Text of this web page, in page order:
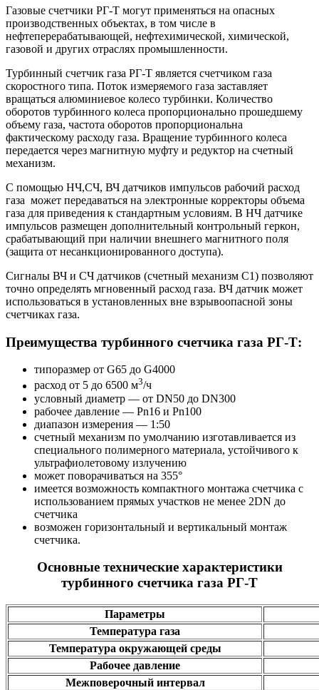
Газовые счетчики РГ-Т могут применяться на опасных
производственных объектах, в том числе в
нефтеперерабатывающей, нефтехимической, химической,
газовой и других отраслях промышленности.
Турбинный счетчик газа РГ-Т является счетчиком газа
скоростного типа. Поток измеряемого газа заставляет
вращаться алюминиевое колесо турбинки. Количество
оборотов турбинного колеса пропорционально прошедшему
объему газа, частота оборотов пропорциональна
фактическому расходу газа. Вращение турбинного колеса
передается через магнитную муфту и редуктор на счетный
механизм.
С помощью НЧ,СЧ, ВЧ датчиков импульсов рабочий расход
газа может передаваться на электронные корректоры объема
газа для приведения к стандартным условиям. В НЧ датчике
импульсов размещен дополнительный контрольный геркон,
срабатывающий при наличии внешнего магнитного поля
(защита от несанкционированного доступа).
Сигналы ВЧ и СЧ датчиков (счетный механизм С1) позволяют
точно определять мгновенный расход газа. ВЧ датчик может
использоваться в установленных вне взрывоопасной зоны
счетчиках газа.
Преимущества турбинного счетчика газа РГ-Т:
типоразмер от G65 до G4000
расход от 5 до 6500 м3/ч
условный диаметр — от DN50 до DN300
рабочее давление — Pn16 и Pn100
диапазон измерения — 1:50
счетный механизм по умолчанию изготавливается из
специального полимерного материала, устойчивого к
ультрафиолетовому излучению
может поворачиваться на 355°
имеется возможность компактного монтажа счетчика с
использованием прямых участков не менее 2DN до
счетчика
возможен горизонтальный и вертикальный монтаж
счетчика.
Основные технические характеристики
турбинного счетчика газа РГ-Т
Параметры
Температура газа
Температура окружающей среды
Рабочее давление
Межповерочный интервал